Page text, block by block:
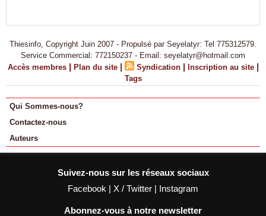
Thiesinfo, Copyright Juin 2007 - Propulsé par Seyelatyr: Tel 775312579.
Service Commercial: 772150237 - Email: seyelatyr@hotmail.com
Accès membres | Plan du site | Syndication | Inscription au site |
Tags
Qui Sommes-nous?
Contactez-nous
Auteurs
Suivez-nous sur les réseaux sociaux
Facebook | X / Twitter | Instagram
Abonnez-vous à notre newsletter